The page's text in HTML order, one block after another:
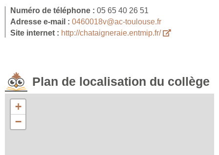
Numéro de téléphone : 05 65 40 26 51
Adresse e-mail : 0460018v@ac-toulouse.fr
Site internet : http://chataigneraie.entmip.fr/
Plan de localisation du collège
+
−